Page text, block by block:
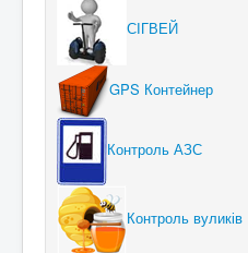
СІГВЕЙ
GPS Контейнер
Контроль АЗС
Контроль вуликів